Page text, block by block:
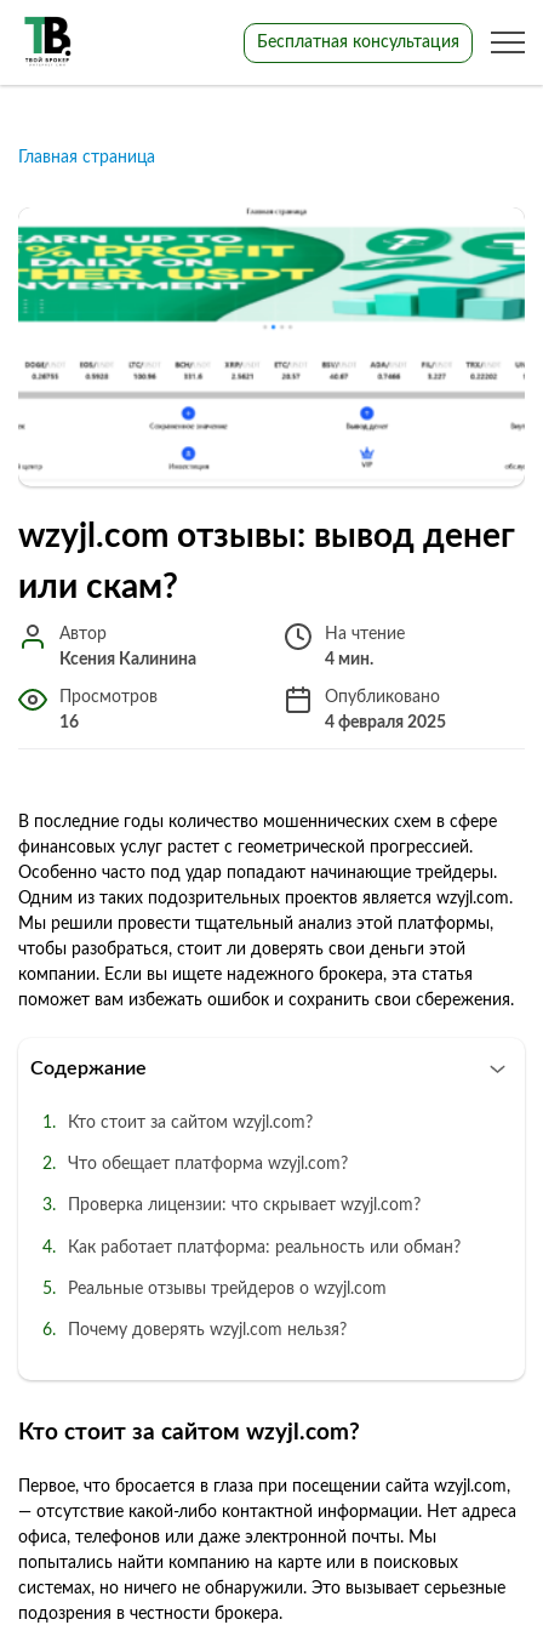
Бесплатная консультация
Главная страница
wzyjl.com отзывы: вывод денег
или скам?
Автор
Ксения Калинина
На чтение
4 мин.
Просмотров
16
Опубликовано
4 февраля 2025
В последние годы количество мошеннических схем в сфере
финансовых услуг растет с геометрической прогрессией.
Особенно часто под удар попадают начинающие трейдеры.
Одним из таких подозрительных проектов является wzyjl.com.
Мы решили провести тщательный анализ этой платформы,
чтобы разобраться, стоит ли доверять свои деньги этой
компании. Если вы ищете надежного брокера, эта статья
поможет вам избежать ошибок и сохранить свои сбережения.
Содержание
Кто стоит за сайтом wzyjl.com?
Что обещает платформа wzyjl.com?
Проверка лицензии: что скрывает wzyjl.com?
Как работает платформа: реальность или обман?
Реальные отзывы трейдеров о wzyjl.com
Почему доверять wzyjl.com нельзя?
Кто стоит за сайтом wzyjl.com?
Первое, что бросается в глаза при посещении сайта wzyjl.com,
— отсутствие какой-либо контактной информации. Нет адреса
офиса, телефонов или даже электронной почты. Мы
попытались найти компанию на карте или в поисковых
системах, но ничего не обнаружили. Это вызывает серьезные
подозрения в честности брокера.